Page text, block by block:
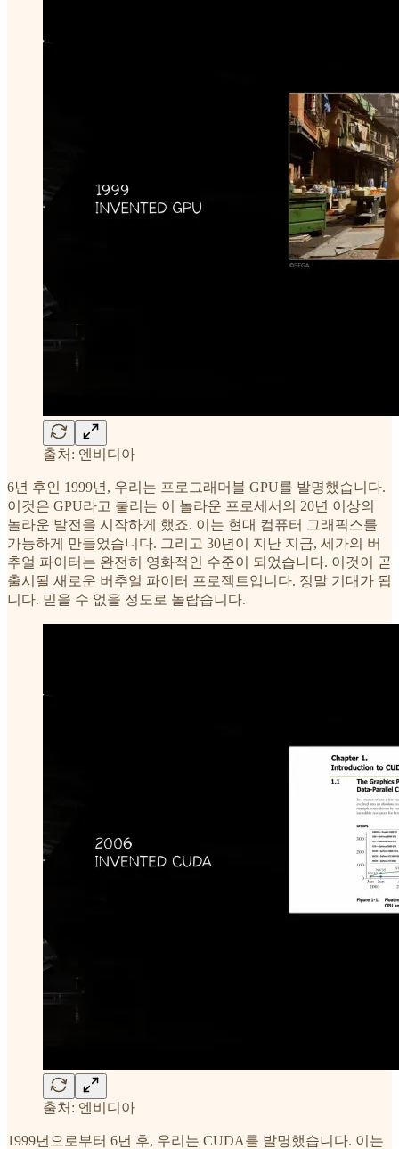
출처: 엔비디아
6년 후인 1999년, 우리는 프로그래머블 GPU를 발명했습니다.
이것은 GPU라고 불리는 이 놀라운 프로세서의 20년 이상의
놀라운 발전을 시작하게 했죠. 이는 현대 컴퓨터 그래픽스를
가능하게 만들었습니다. 그리고 30년이 지난 지금, 세가의 버
추얼 파이터는 완전히 영화적인 수준이 되었습니다. 이것이 곧
출시될 새로운 버추얼 파이터 프로젝트입니다. 정말 기대가 됩
니다. 믿을 수 없을 정도로 놀랍습니다.
출처: 엔비디아
1999년으로부터 6년 후, 우리는 CUDA를 발명했습니다. 이는